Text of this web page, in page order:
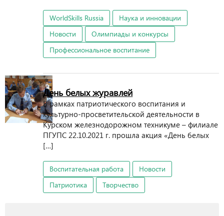
WorldSkills Russia
Наука и инновации
Новости
Олимпиады и конкурсы
Профессиональное воспитание
День белых журавлей
В рамках патриотического воспитания и
культурно-просветительской деятельности в
Курском железнодорожном техникуме – филиале
ПГУПС 22.10.2021 г. прошла акция «День белых
[…]
Воспитательная работа
Новости
Патриотика
Творчество